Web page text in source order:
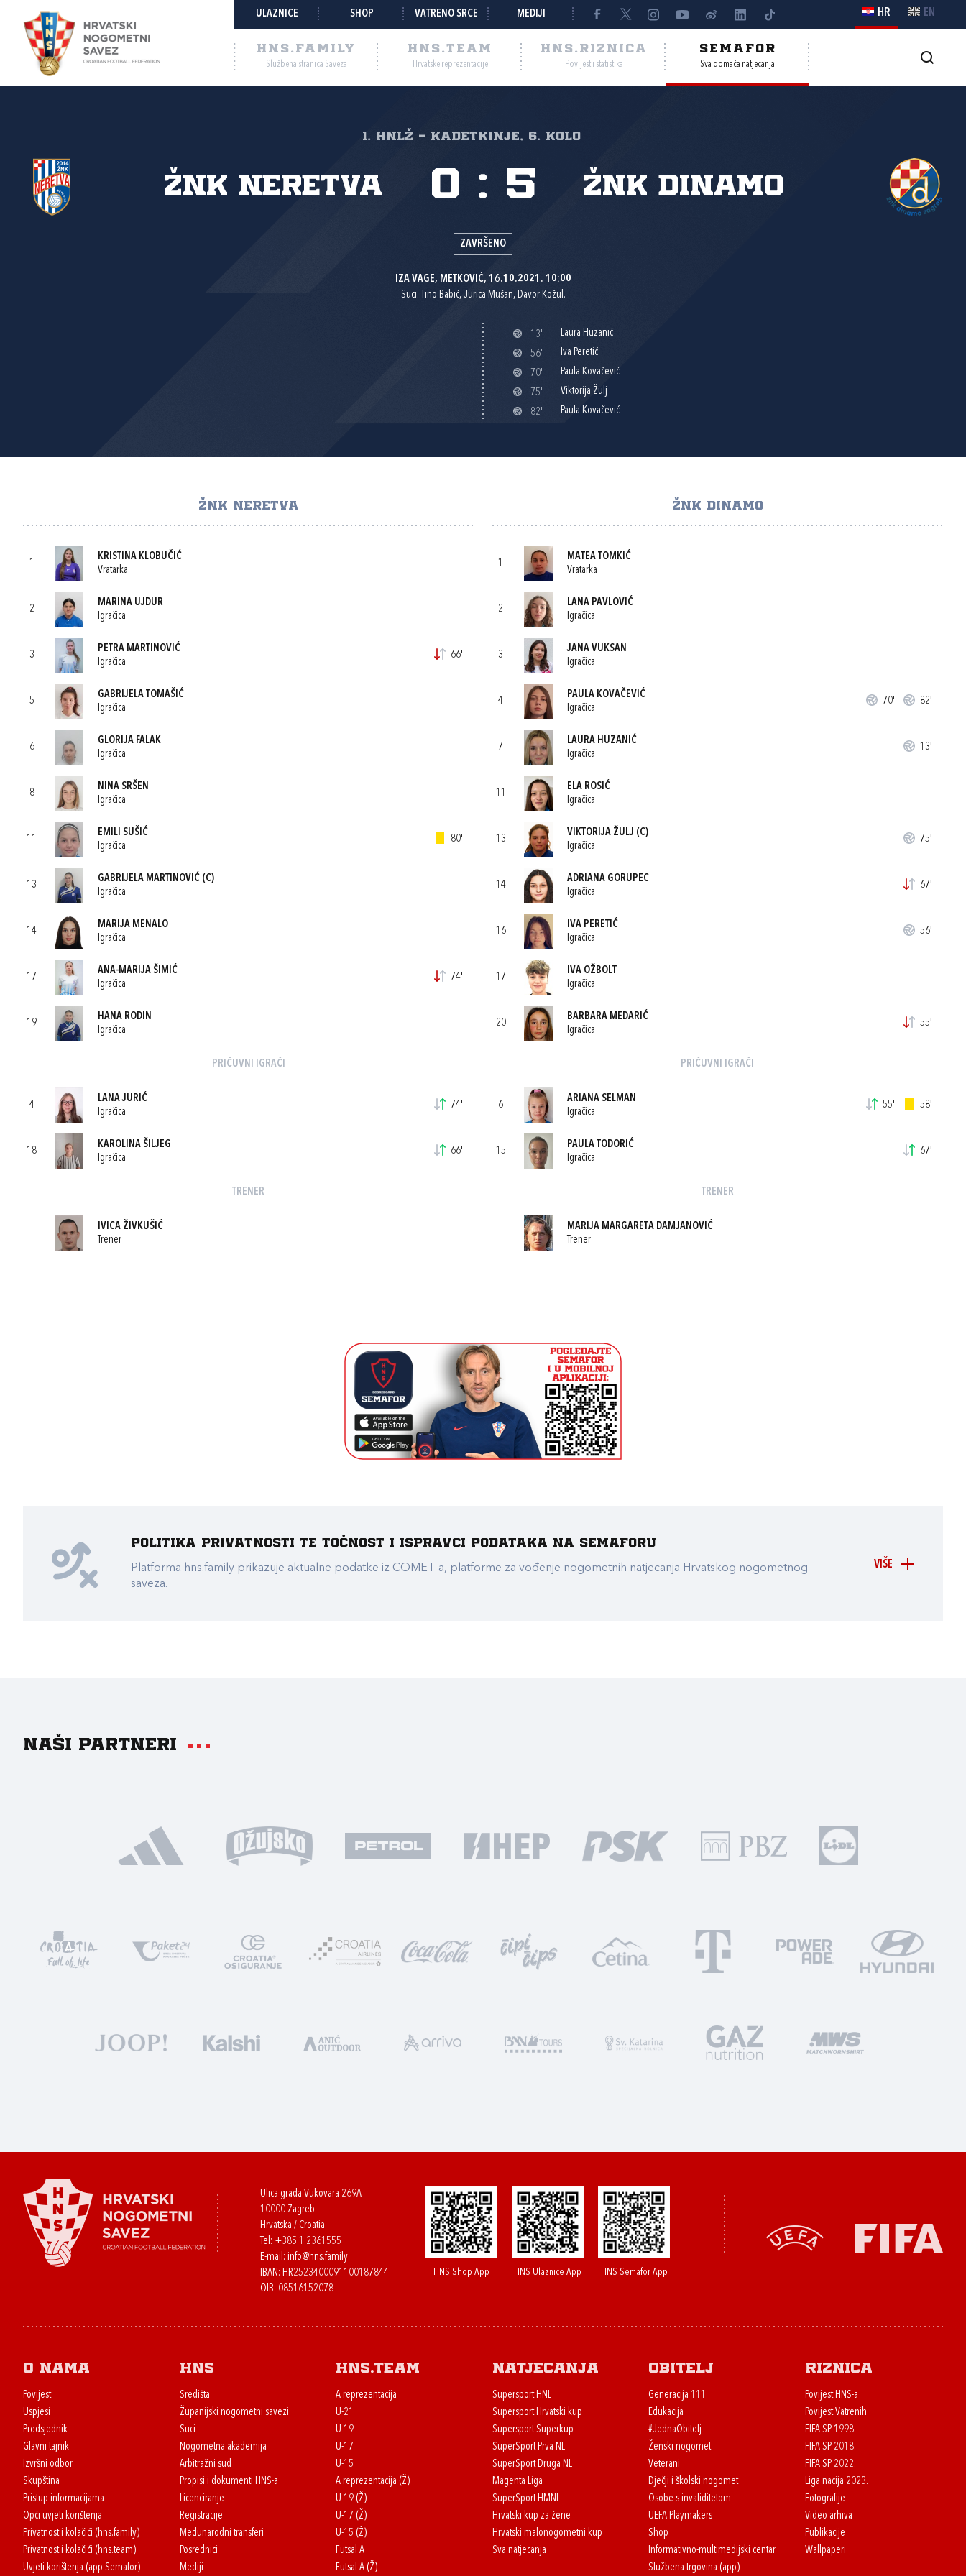
ULAZNICE SHOP VATRENO SRCE MEDIJI HR EN
HNS.FAMILY
Službena stranica Saveza
HNS.TEAM
Hrvatske reprezentacije
HNS.RIZNICA
Povijest i statistika
SEMAFOR
Sva domaća natjecanja
1. HNLŽ - Kadetkinje, 6. kolo
ŽNK Neretva ŽNK Dinamo
0 : 5
ZAVRŠENO
IZA VAGE, METKOVIĆ, 16.10.2021. 10:00
Suci: Tino Babić, Jurica Mušan, Davor Kožul.
13'
Laura Huzanić
56'
Iva Peretić
70'
Paula Kovačević
75'
Viktorija Žulj
82'
Paula Kovačević
ŽNK NERETVA
1
KRISTINA KLOBUČIĆ
Vratarka
2
MARINA UJDUR
Igračica
3
PETRA MARTINOVIĆ
Igračica
66'
5
GABRIJELA TOMAŠIĆ
Igračica
6
GLORIJA FALAK
Igračica
8
NINA SRŠEN
Igračica
11
EMILI SUŠIĆ
Igračica
80'
13
GABRIJELA MARTINOVIĆ (C)
Igračica
14
MARIJA MENALO
Igračica
17
ANA-MARIJA ŠIMIĆ
Igračica
74'
19
HANA RODIN
Igračica
PRIČUVNI IGRAČI
4
LANA JURIĆ
Igračica
74'
18
KAROLINA ŠILJEG
Igračica
66'
TRENER
IVICA ŽIVKUŠIĆ
Trener
ŽNK DINAMO
1
MATEA TOMKIĆ
Vratarka
2
LANA PAVLOVIĆ
Igračica
3
JANA VUKSAN
Igračica
4
PAULA KOVAČEVIĆ
Igračica
70' 82'
7
LAURA HUZANIĆ
Igračica
13'
11
ELA ROSIĆ
Igračica
13
VIKTORIJA ŽULJ (C)
Igračica
75'
14
ADRIANA GORUPEC
Igračica
67'
16
IVA PERETIĆ
Igračica
56'
17
IVA OŽBOLT
Igračica
20
BARBARA MEDARIĆ
Igračica
55'
PRIČUVNI IGRAČI
6
ARIANA SELMAN
Igračica
55' 58'
15
PAULA TODORIĆ
Igračica
67'
TRENER
MARIJA MARGARETA DAMJANOVIĆ
Trener
VIŠE
Politika privatnosti te točnost i ispravci podataka na Semaforu
Platforma hns.family prikazuje aktualne podatke iz COMET-a, platforme za vođenje nogometnih natjecanja Hrvatskog nogometnog
saveza.
Naši partneri
Ulica grada Vukovara 269A
10000 Zagreb
Hrvatska / Croatia
Tel: +385 1 2361555
E-mail: info@hns.family
IBAN: HR2523400091100187844
OIB: 08516152078
HNS Shop App HNS Ulaznice App HNS Semafor App
O nama
Povijest
Uspjesi
Predsjednik
Glavni tajnik
Izvršni odbor
Skupština
Pristup informacijama
Opći uvjeti korištenja
Privatnost i kolačići (hns.family)
Privatnost i kolačići (hns.team)
Uvjeti korištenja (app Semafor)
HNS
Središta
Županijski nogometni savezi
Suci
Nogometna akademija
Arbitražni sud
Propisi i dokumenti HNS-a
Licenciranje
Registracije
Međunarodni transferi
Posrednici
Mediji
HNS.team
A reprezentacija
U-21
U-19
U-17
U-15
A reprezentacija (Ž)
U-19 (Ž)
U-17 (Ž)
U-15 (Ž)
Futsal A
Futsal A (Ž)
Natjecanja
Supersport HNL
Supersport Hrvatski kup
Supersport Superkup
SuperSport Prva NL
SuperSport Druga NL
Magenta Liga
SuperSport HMNL
Hrvatski kup za žene
Hrvatski malonogometni kup
Sva natjecanja
Obitelj
Generacija 111
Edukacija
#JednaObitelj
Ženski nogomet
Veterani
Dječji i školski nogomet
Osobe s invaliditetom
UEFA Playmakers
Shop
Informativno-multimedijski centar
Službena trgovina (app)
Riznica
Povijest HNS-a
Povijest Vatrenih
FIFA SP 1998.
FIFA SP 2018.
FIFA SP 2022.
Liga nacija 2023.
Fotografije
Video arhiva
Publikacije
Wallpaperi